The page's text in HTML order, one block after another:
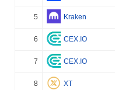
5 Kraken
6 CEX.IO
7 CEX.IO
8 XT